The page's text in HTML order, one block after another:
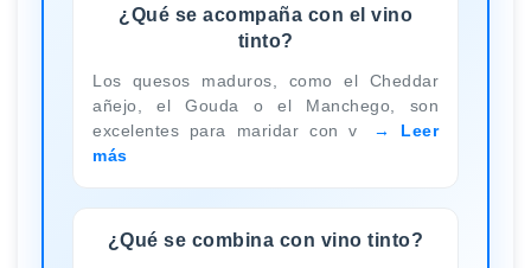
¿Qué se acompaña con el vino
tinto?
Los quesos maduros, como el Cheddar
añejo, el Gouda o el Manchego, son
excelentes para maridar con v
Leer
más
¿Qué se combina con vino tinto?